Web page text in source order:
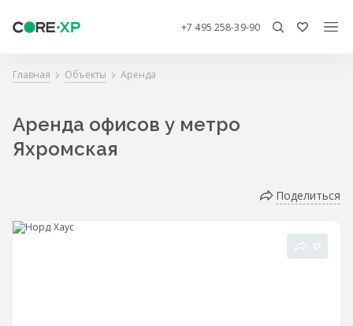
+7 495 258-39-90
Главная Объекты Аренда
Аренда офисов у метро
Яхромская
Поделиться